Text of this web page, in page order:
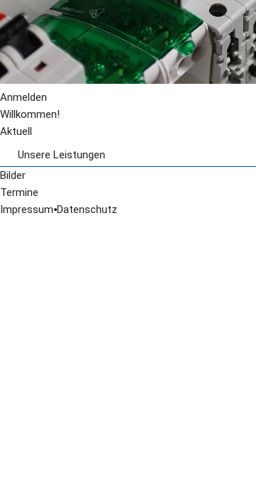
Anmelden
Willkommen!
Aktuell
Unsere Leistungen
Badsanierung
Beleuchtungsanlagen
Elektrogeräte / Kundendienst
Bilder
Termine
Impressum⦁Datenschutz